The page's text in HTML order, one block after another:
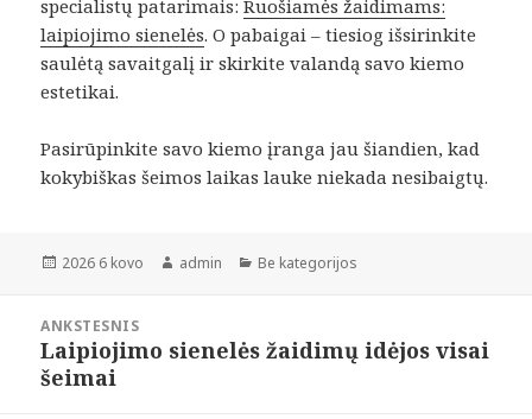
specialistų patarimais:Ruošiamės žaidimams:
laipiojimo sienelės. O pabaigai – tiesiog išsirinkite
saulėtą savaitgalį ir skirkite valandą savo kiemo
estetikai.
Pasirūpinkite savo kiemo įranga jau šiandien, kad
kokybiškas šeimos laikas lauke niekada nesibaigtų.
Paskelbta
2026 6 kovo Autorius
admin Kategorijos
Be kategorijos
įrašų
ANKSTESNIS
Ankstesnis
įrašas:
Laipiojimo sienelės žaidimų idėjos visai
šeimai